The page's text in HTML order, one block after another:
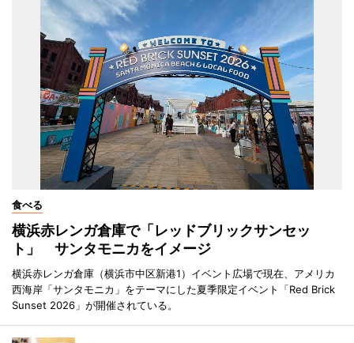
食べる
横浜赤レンガ倉庫で「レッドブリックサンセッ
ト」 サンタモニカをイメージ
横浜赤レンガ倉庫（横浜市中区新港1）イベント広場で現在、アメリカ
西海岸「サンタモニカ」をテーマにした夏季限定イベント「Red Brick
Sunset 2026」が開催されている。